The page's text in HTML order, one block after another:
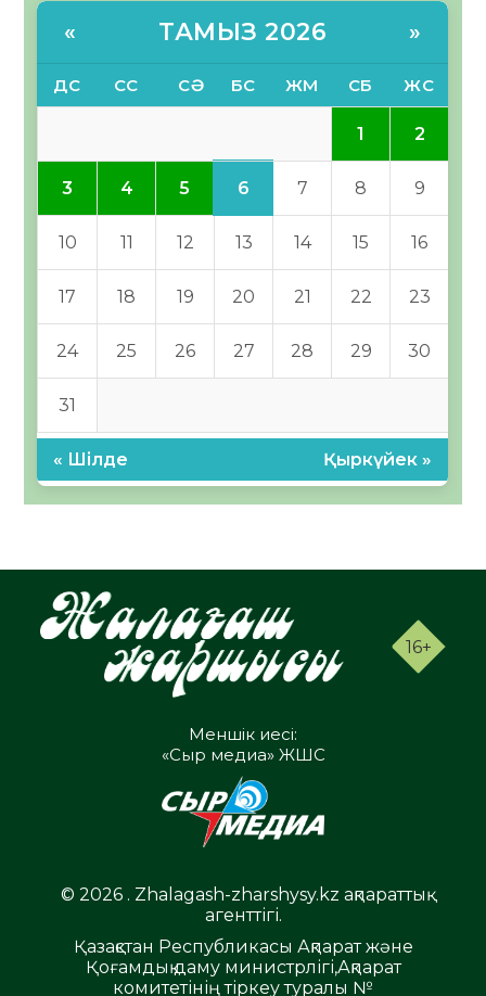
« ТАМЫЗ 2026 »
ДС СС СӘ БС ЖМ СБ ЖС
1 2
3 4 5 6 7 8 9
10 11 12 13 14 15 16
17 18 19 20 21 22 23
24 25 26 27 28 29 30
31
« Шілде Қыркүйек »
16+
Меншік иесі:
«Сыр медиа» ЖШС
© 2026 . Zhalagash-zharshysy.kz ақпараттық
агенттігі.
Қазақстан Республикасы Ақпарат және
Қоғамдық даму министрлігі,Ақпарат
комитетінің тіркеу туралы №